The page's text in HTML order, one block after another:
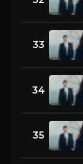
33
34
35